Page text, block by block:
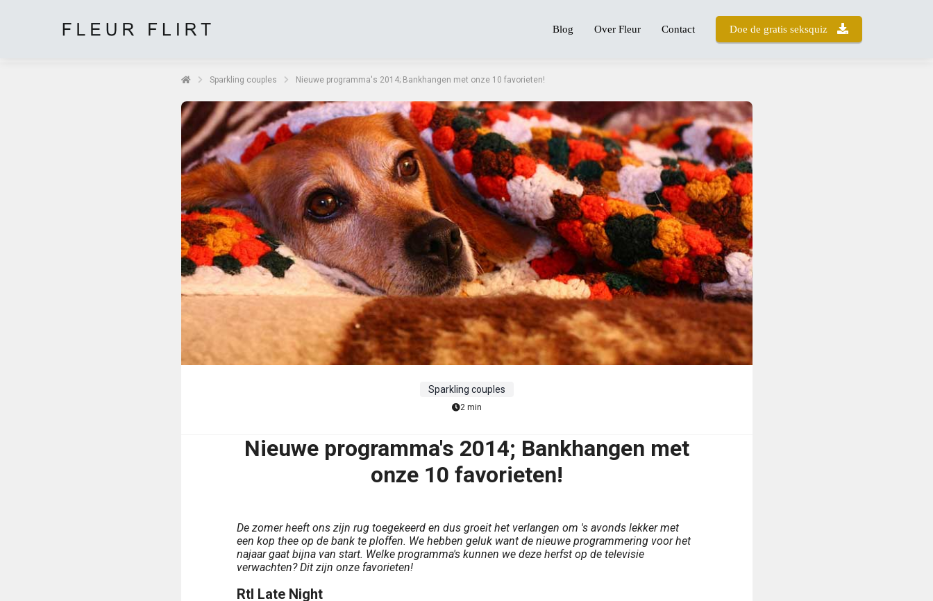
Blog Over Fleur Contact Doe de gratis seksquiz
Sparkling couples Nieuwe programma's 2014; Bankhangen met onze 10 favorieten!
Sparkling couples
2 min
Nieuwe programma's 2014; Bankhangen met
onze 10 favorieten!
De zomer heeft ons zijn rug toegekeerd en dus groeit het verlangen om 's avonds lekker met
een kop thee op de bank te ploffen. We hebben geluk want de nieuwe programmering voor het
najaar gaat bijna van start. Welke programma's kunnen we deze herfst op de televisie
verwachten? Dit zijn onze favorieten!
Rtl Late Night